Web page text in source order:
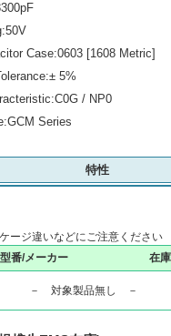
Case:0603 [1608 Metric]
5%
/ NP0
Series
特性
ージ違いなどにご注意ください
番/メーカー
在
－ 対象製品無し －